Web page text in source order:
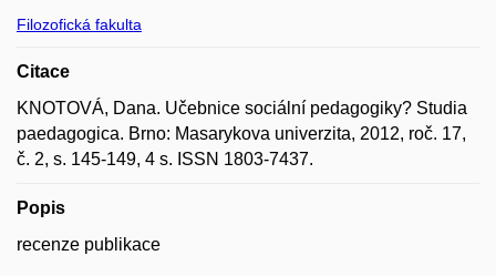
Filozofická fakulta
Citace
KNOTOVÁ, Dana. Učebnice sociální pedagogiky? Studia
paedagogica. Brno: Masarykova univerzita, 2012, roč. 17,
č. 2, s. 145-149, 4 s. ISSN 1803-7437.
Popis
recenze publikace